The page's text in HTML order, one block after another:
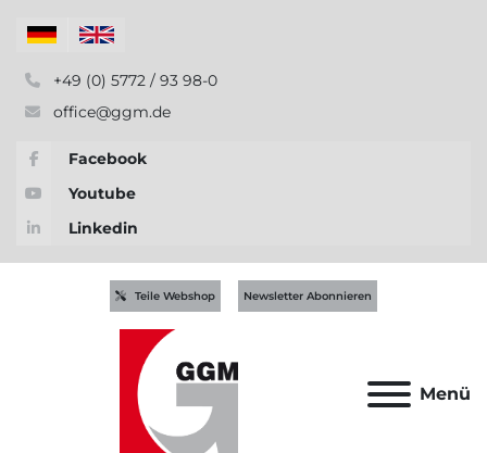
+49 (0) 5772 / 93 98-0
office@ggm.de
Facebook
Youtube
Linkedin
Menü
Teile Webshop Newsletter Abonnieren